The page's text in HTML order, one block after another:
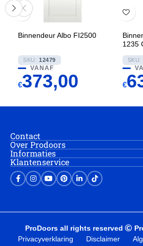
Binnendeur Albo FI2500
SKU: 12479
VANAF
€373,00
1235
SKU:
€
Contact
Over Prodoors
Informaties
Klantenservice
ProDoors all rights reserved
Privacyverklaring
Disclaimer